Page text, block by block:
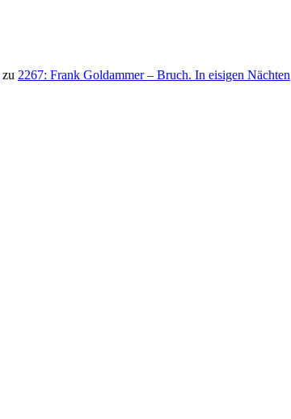
zu 2267: Frank Goldammer – Bruch. In eisigen Nächten